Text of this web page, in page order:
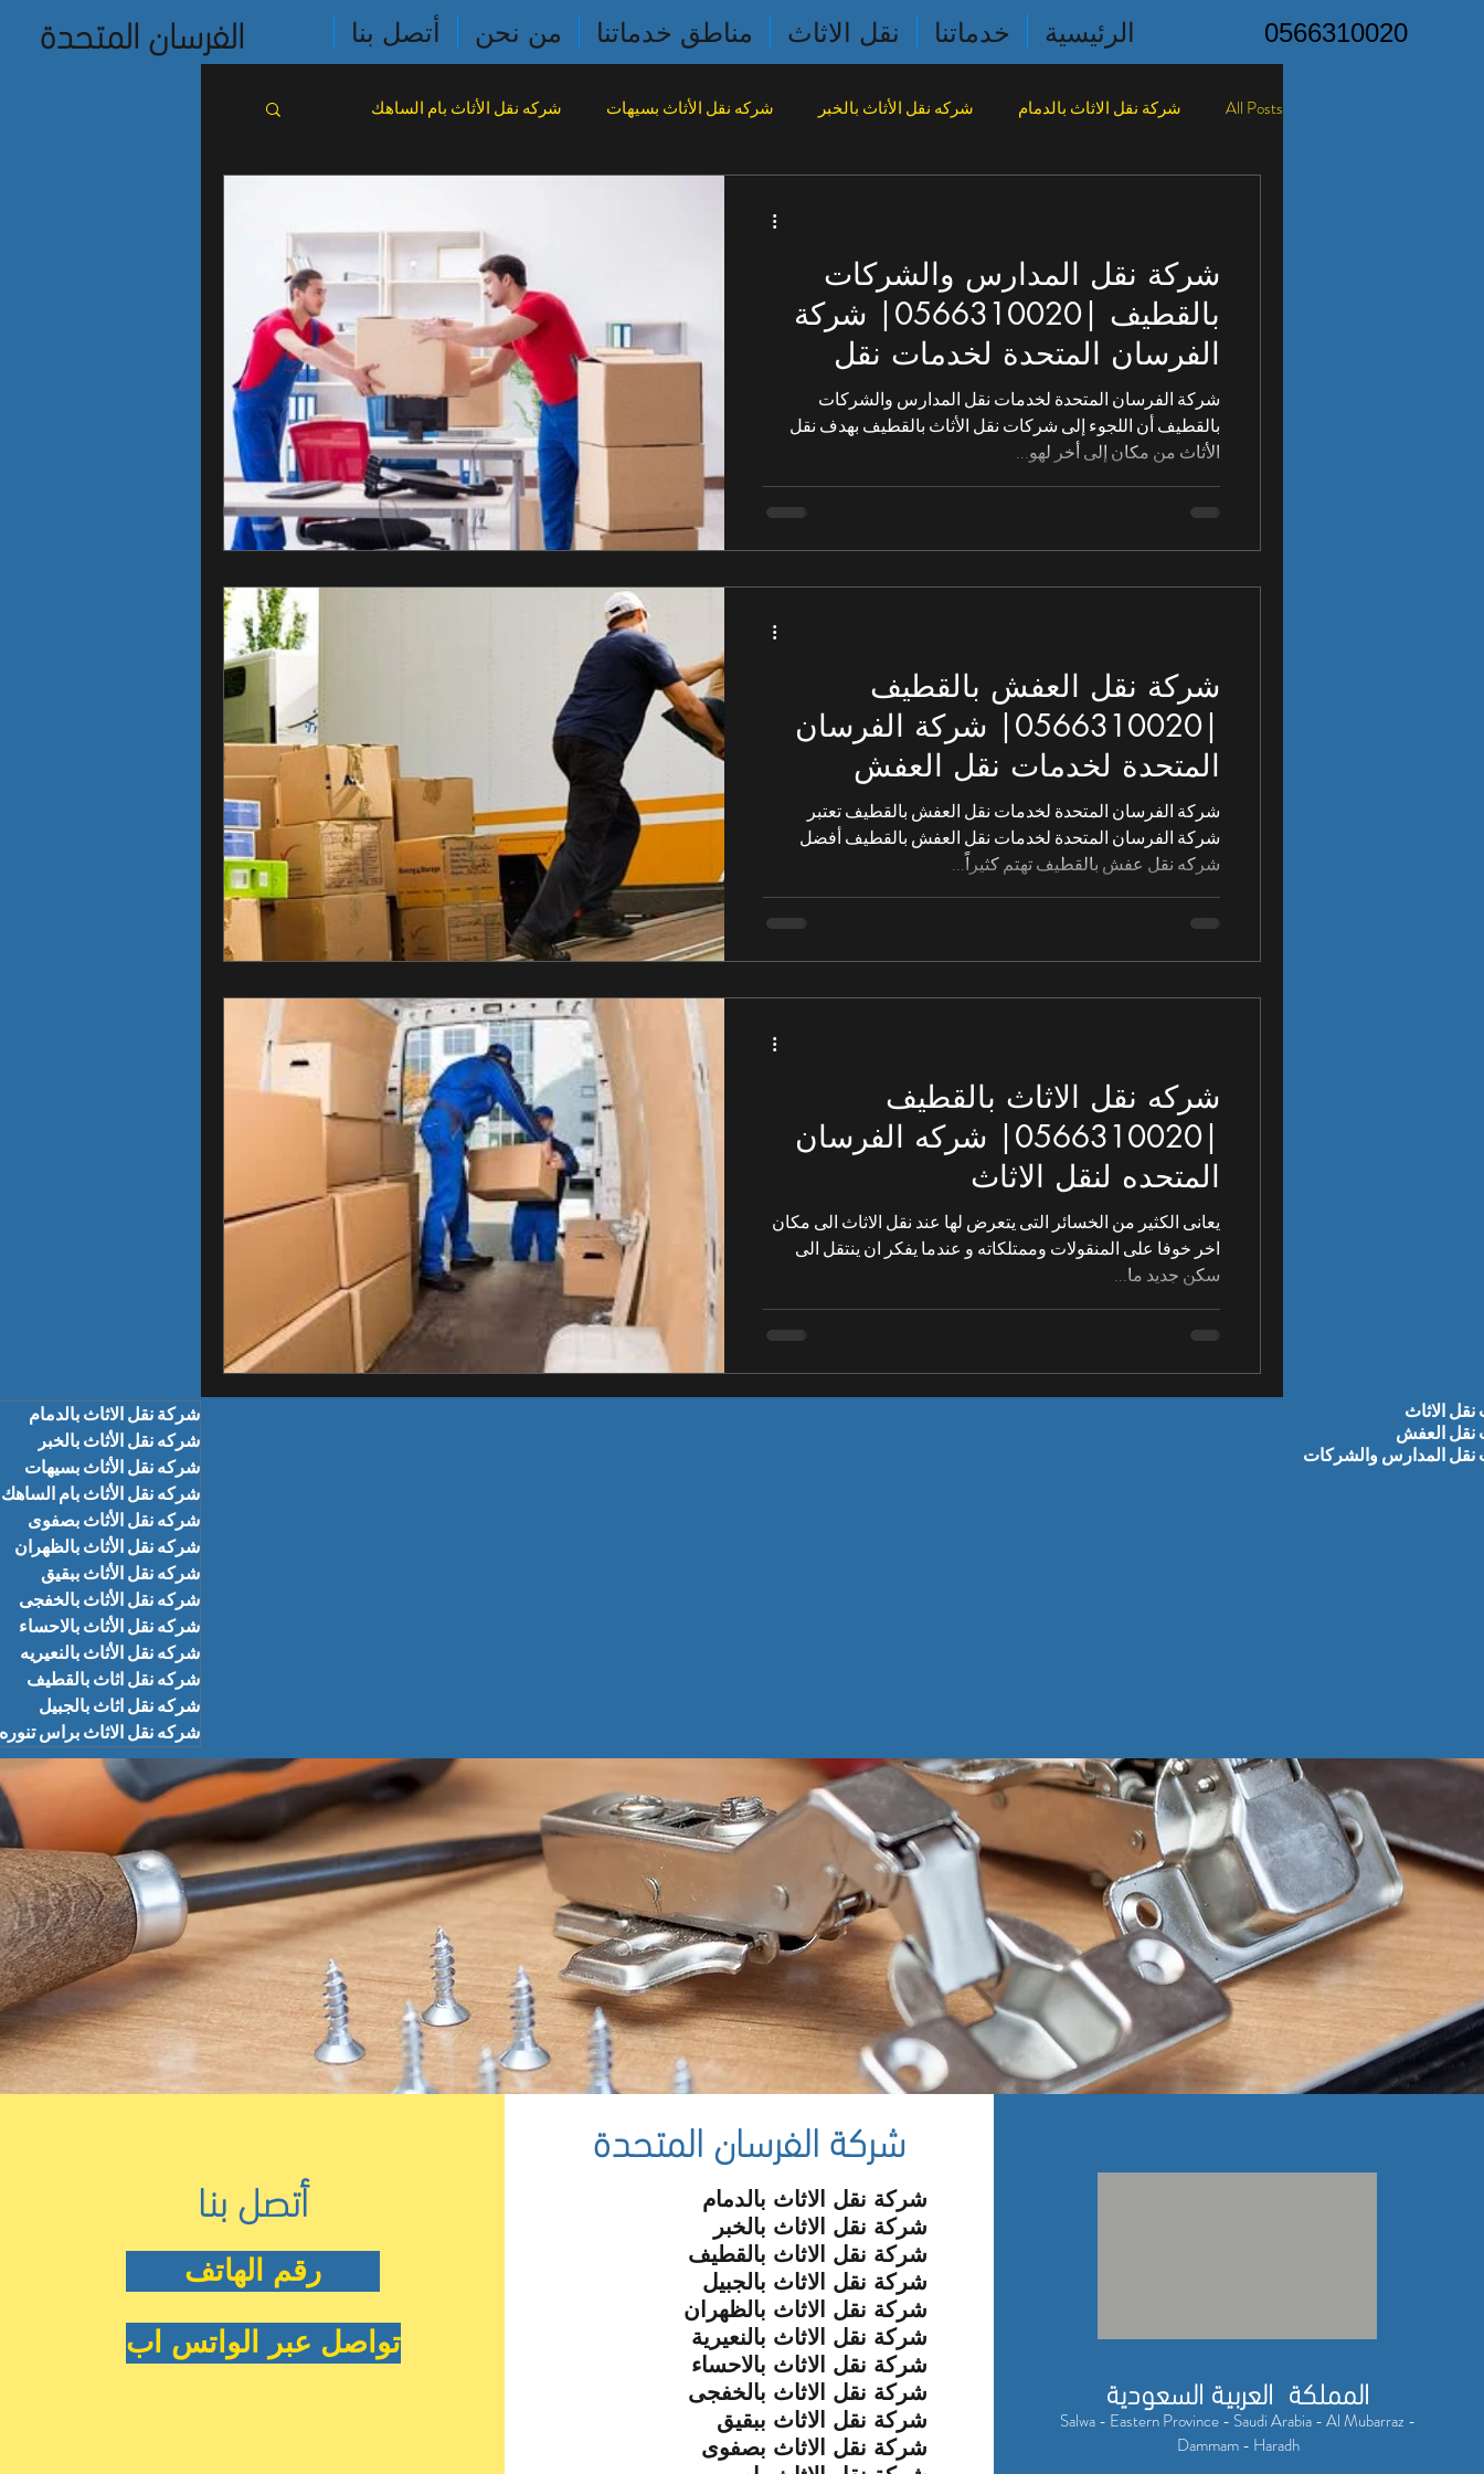
الفرسان المتحدة الرئيسية خدماتنا نقل الاثاث مناطق خدماتنا من نحن أتصل بنا 0566310020
All Posts شركة نقل الاثاث بالدمام شركه نقل الأثاث بالخبر شركه نقل الأثاث بسيهات شركه نقل الأثاث بام الساهك
شركه نقل الأثاث بالاحساء شركه نقل الأثاث بالنعيريه شركه نقل اثاث بالجبيل
شركه نقل الاثاث براس تنوره
شركة نقل المدارس والشركات
بالقطيف |0566310020| شركة
الفرسان المتحدة لخدمات نقل
المدارس والشركات
شركة الفرسان المتحدة لخدمات نقل المدارس والشركات
بالقطيف أن اللجوء إلى شركات نقل الأثاث بالقطيف بهدف نقل
الأثاث من مكان إلى أخر لهو...
شركة نقل العفش بالقطيف
|0566310020| شركة الفرسان
المتحدة لخدمات نقل العفش
شركة الفرسان المتحدة لخدمات نقل العفش بالقطيف تعتبر
شركة الفرسان المتحدة لخدمات نقل العفش بالقطيف أفضل
شركه نقل عفش بالقطيف تهتم كثيراً...
شركه نقل الاثاث بالقطيف
|0566310020| شركه الفرسان
المتحده لنقل الاثاث
يعانى الكثير من الخسائر التى يتعرض لها عند نقل الاثاث الى مكان
اخر خوفا على المنقولات وممتلكاته و عندما يفكر ان ينتقل الى
سكن جديد ما...
شركة نقل الاثاث بالدمام
شركه نقل الأثاث بالخبر
شركه نقل الأثاث بسيهات
شركه نقل الأثاث بام الساهك
شركه نقل الأثاث بصفوى
شركه نقل الأثاث بالظهران
شركه نقل الأثاث ببقيق
شركه نقل الأثاث بالخفجى
شركه نقل الأثاث بالاحساء
شركه نقل الأثاث بالنعيريه
شركه نقل اثاث بالقطيف
شركه نقل اثاث بالجبيل
شركه نقل الاثاث براس تنوره
الاثاث
نقل العفش
المدارس والشركات
أتصل بنا
رقم الهاتف
تواصل عبر الواتس اب
شركة الفرسان المتحدة
شركة نقل الاثاث بالدمام
شركة نقل الاثاث بالخبر
شركة نقل الاثاث بالقطيف
شركة نقل الاثاث بالجبيل
شركة نقل الاثاث بالظهران
شركة نقل الاثاث بالنعيرية
شركة نقل الاثاث بالاحساء
شركة نقل الاثاث بالخفجى
شركة نقل الاثاث ببقيق
شركة نقل الاثاث بصفوى
المملكة العربية السعودية
Salwa - Eastern Province - Saudi Arabia - Al Mubarraz -
Dammam - Haradh